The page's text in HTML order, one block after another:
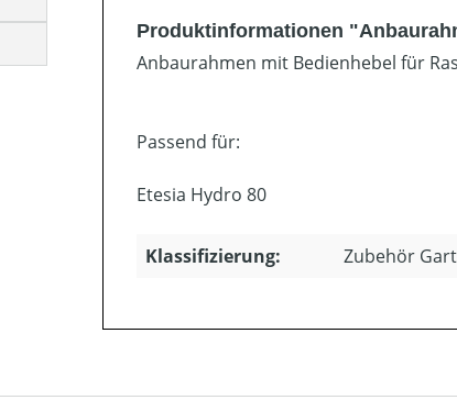
Produktinformationen
Anbaurahmen mit Bedienhebel für
Passend für:
Etesia Hydro 80
Klassifizierung: Zubehör